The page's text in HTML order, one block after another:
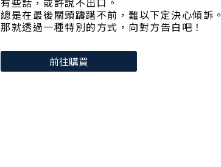
總是在最後關頭躊躇不前，難以下定決心傾訴。
那就透過一種特別的方式，向對方告白吧！
前往購買